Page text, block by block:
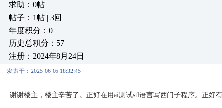
求助：0帖
帖子：1帖 | 3回
年度积分：0
历史总积分：57
注册：2024年8月24日
发表于：2025-06-05 18:32:45
谢谢楼主，楼主辛苦了。正好在用ai测试stl语言写西门子程序。正好